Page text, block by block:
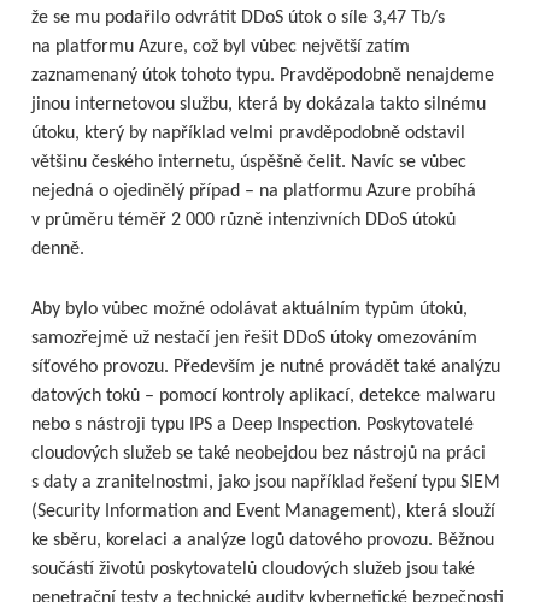
že se mu podařilo odvrátit DDoS útok o síle 3,47 Tb/s
na platformu Azure, což byl vůbec největší zatím
zaznamenaný útok tohoto typu. Pravděpodobně nenajdeme
jinou internetovou službu, která by dokázala takto silnému
útoku, který by například velmi pravděpodobně odstavil
většinu českého internetu, úspěšně čelit. Navíc se vůbec
nejedná o ojedinělý případ – na platformu Azure probíhá
v průměru téměř 2 000 různě intenzivních DDoS útoků
denně.
Aby bylo vůbec možné odolávat aktuálním typům útoků,
samozřejmě už nestačí jen řešit DDoS útoky omezováním
síťového provozu. Především je nutné provádět také analýzu
datových toků – pomocí kontroly aplikací, detekce malwaru
nebo s nástroji typu IPS a Deep Inspection. Poskytovatelé
cloudových služeb se také neobejdou bez nástrojů na práci
s daty a zranitelnostmi, jako jsou například řešení typu SIEM
(Security Information and Event Management), která slouží
ke sběru, korelaci a analýze logů datového provozu. Běžnou
součástí životů poskytovatelů cloudových služeb jsou také
penetrační testy a technické audity kybernetické bezpečnosti